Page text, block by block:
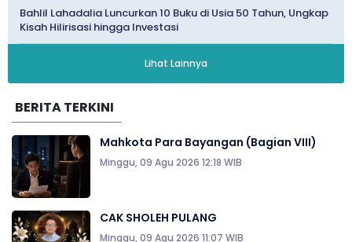
Bahlil Lahadalia Luncurkan 10 Buku di Usia 50 Tahun, Ungkap
Kisah Hilirisasi hingga Investasi
Lihat Lainnya
BERITA TERKINI
Mahkota Para Bayangan (Bagian VIII)
Minggu, 09 Agu 2026 12:18 WIB
CAK SHOLEH PULANG
Minggu, 09 Agu 2026 11:07 WIB